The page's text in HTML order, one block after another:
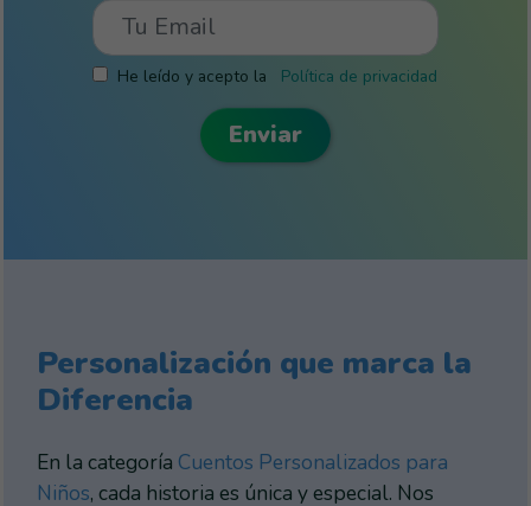
He leído y acepto la Política de privacidad
Personalización que marca la
Diferencia
En la categoría Cuentos Personalizados para
Niños, cada historia es única y especial. Nos